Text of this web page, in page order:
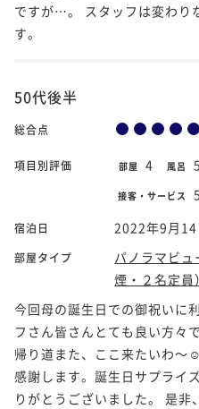
ですが…。 スタッフは変わり
す。
50代後半
総合点
項目別評価 部屋 4 風呂 5
接客・サービス 5
宿泊日 2022年9月14
部屋タイプ
パノラマビ
煙・２名定員）
今回母の誕生日での御祝いに
フさん皆さんとても良い方々
帰り道また、ここ来たいわ～
感謝します。誕生日サプライ
りがとうございました。 是